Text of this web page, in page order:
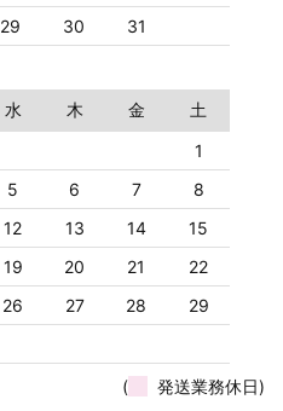
29 30 31
水 木 金
土
1
5 6 7
8
12 13 14
15
19 20 21
22
26 27 28
29
( 発送業務休日)